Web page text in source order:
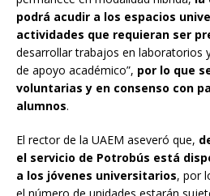
podrá acudir a los espacios
actividades que requieran ser
desarrollar trabajos en laboratorios
de apoyo académico”, por lo que
voluntarias y en consenso con
alumnos.
El rector de la UAEM aseveró que,
el servicio de Potrobús está
a los jóvenes universitarios, por